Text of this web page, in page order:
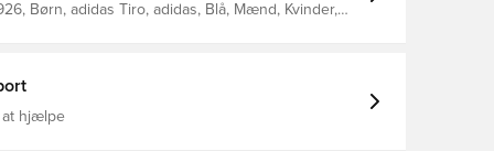
Børn, adidas Tiro, adidas, Blå, Mænd, Kvinder,
at hjælpe